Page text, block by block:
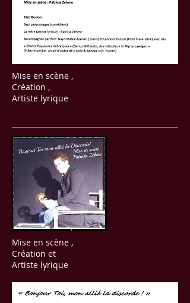
Mise en scène ,
Création ,
Artiste lyrique
Mise en scène ,
Création et
Artiste lyrique